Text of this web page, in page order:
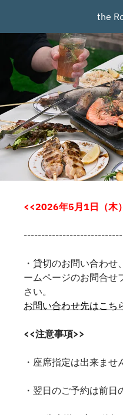
the
<<2026年5月1日（木
・貸切のお問い合わ
ームページのお問合せ
さい。
お問い合わせ先はこち
<<注意事項>>
・座席指定は出来ませ
・翌日のご予約は前日